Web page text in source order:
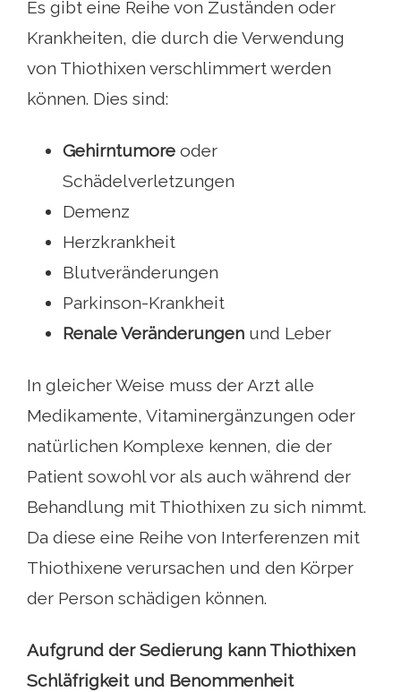
Es gibt eine Reihe von Zuständen oder
Krankheiten, die durch die Verwendung
von Thiothixen verschlimmert werden
können. Dies sind:
Gehirntumore oder
Schädelverletzungen
Demenz
Herzkrankheit
Blutveränderungen
Parkinson-Krankheit
Renale Veränderungen und Leber
In gleicher Weise muss der Arzt alle
Medikamente, Vitaminergänzungen oder
natürlichen Komplexe kennen, die der
Patient sowohl vor als auch während der
Behandlung mit Thiothixen zu sich nimmt.
Da diese eine Reihe von Interferenzen mit
Thiothixene verursachen und den Körper
der Person schädigen können.
Aufgrund der Sedierung kann Thiothixen
Schläfrigkeit und Benommenheit